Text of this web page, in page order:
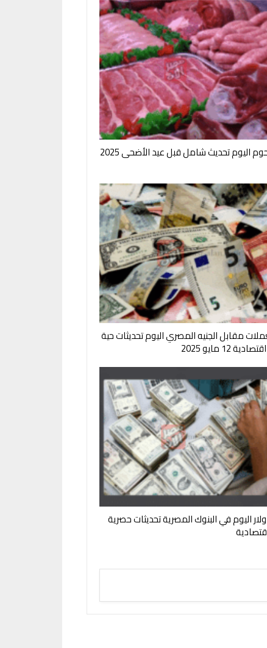
اليوم تحديث شامل قبل عيد الأضحى 2025
مقابل الجنيه المصري اليوم تحديثات حية
12 مايو 2025
اليوم في البنوك المصرية تحديثات حصرية